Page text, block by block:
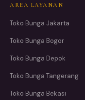
AREA LAYANAN
Toko Bunga Jakarta
Toko Bunga Bogor
Toko Bunga Depok
Toko Bunga Tangerang
Toko Bunga Bekasi